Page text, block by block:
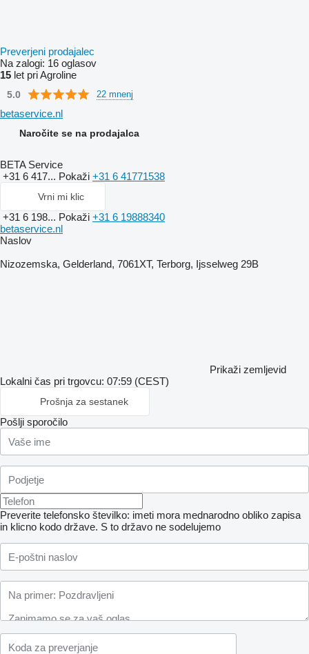
Preverjeni prodajalec
Na zalogi: 16 oglasov
15 let pri Agroline
5.0 22 mnenj
betaservice.nl
Naročite se na prodajalca
BETA Service
+31 6 417... Pokaži +31 6 41771538
Vrni mi klic
+31 6 198... Pokaži +31 6 19888340
betaservice.nl
Naslov
Nizozemska, Gelderland, 7061XT, Terborg, Ijsselweg 29B
Prikaži zemljevid
Lokalni čas pri trgovcu: 07:59 (CEST)
Prošnja za sestanek
Pošlji sporočilo
Preverite telefonsko številko: imeti mora mednarodno obliko zapisa
in klicno kodo države. S to državo ne sodelujemo